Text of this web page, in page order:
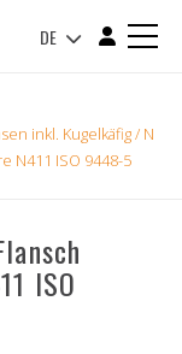
DE
inkl. Kugelkäfig/ N
N411 ISO 9448-5
ISO